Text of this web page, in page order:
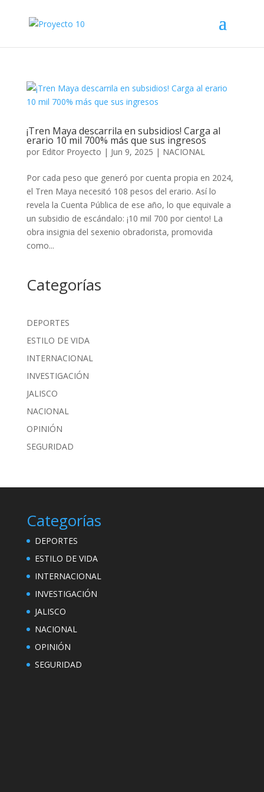
¡Tren Maya descarrila en subsidios! Carga al
erario 10 mil 700% más que sus ingresos
por Editor Proyecto | Jun 9, 2025 | NACIONAL
Por cada peso que generó por cuenta propia en 2024,
el Tren Maya necesitó 108 pesos del erario. Así lo
revela la Cuenta Pública de ese año, lo que equivale a
un subsidio de escándalo: ¡10 mil 700 por ciento! La
obra insignia del sexenio obradorista, promovida
como...
Categorías
DEPORTES
ESTILO DE VIDA
INTERNACIONAL
INVESTIGACIÓN
JALISCO
NACIONAL
OPINIÓN
SEGURIDAD
Categorías
DEPORTES
ESTILO DE VIDA
INTERNACIONAL
INVESTIGACIÓN
JALISCO
NACIONAL
OPINIÓN
SEGURIDAD